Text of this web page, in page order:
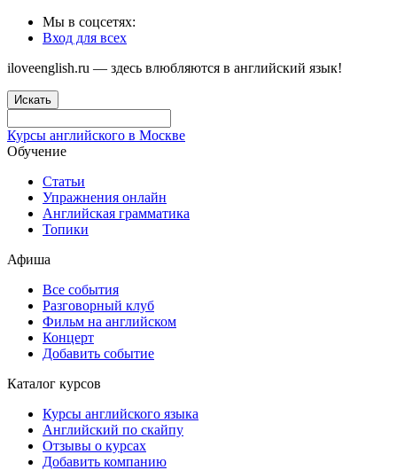
Мы в соцсетях:
Вход для всех
iloveenglish.ru — здесь влюбляются в английский язык!
Искать
Курсы английского в Москве
Обучение
Статьи
Упражнения онлайн
Английская грамматика
Топики
Афиша
Все события
Разговорный клуб
Фильм на английском
Концерт
Добавить событие
Каталог курсов
Курсы английского языка
Английский по скайпу
Отзывы о курсах
Добавить компанию